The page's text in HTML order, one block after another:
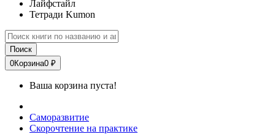
Лайфстайл
Тетради Kumon
Поиск
0Корзина0 ₽
Ваша корзина пуста!
Саморазвитие
Скорочтение на практике